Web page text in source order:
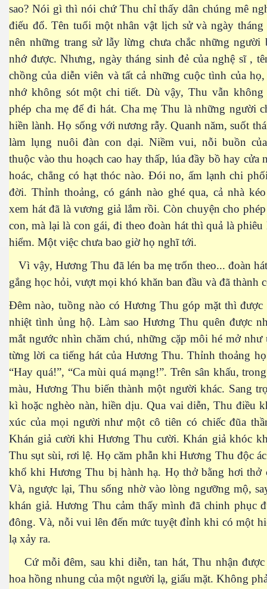
sao? Nói gì thì nói chứ Thu chỉ thấy dân chúng mê
điếu đổ. Tên tuổi một nhân vật lịch sử và ngày
nên những trang sử lẫy lừng chưa chắc những người
nhớ được. Nhưng, ngày tháng sinh đẻ của nghệ sĩ ,
chồng của diễn viên và tất cả những cuộc tình của
nhớ không sót một chi tiết. Dù vậy, Thu vẫn không
phép cha mẹ để đi hát. Cha mẹ Thu là những người
hiền lành. Họ sống với nương rẫy. Quanh năm, suốt
làm lụng nuôi đàn con dại. Niềm vui, nỗi buồn
thuộc vào thu hoạch cao hay thấp, lúa đầy bồ hay cửa
hoác, chẳng có hạt thóc nào. Đói no, ấm lạnh chi
đời. Thỉnh thoảng, có gánh nào ghé qua, cả nhà
xem hát đã là vương giả lắm rồi. Còn chuyện cho
con, mà lại là con gái, đi theo đoàn hát thì quả là phiêu
hiểm. Một việc chưa bao giờ họ nghĩ tới.
Vì vậy, Hương Thu đã lén ba mẹ trốn theo... đoàn
gắng học hỏi, vượt mọi khó khăn ban đầu và đã thành
Đêm nào, tuồng nào có Hương Thu góp mặt thì được
nhiệt tình ủng hộ. Làm sao Hương Thu quên được
mắt ngước nhìn chăm chú, những cặp môi hé mở như
từng lời ca tiếng hát của Hương Thu. Thỉnh thoảng
“Hay quá!”, “Ca mùi quá mạng!”. Trên sân khấu,
màu, Hương Thu biến thành một người khác. Sang
kì hoặc nghèo nàn, hiền dịu. Qua vai diễn, Thu điều
xúc của mọi người như một cô tiên có chiếc đũa
Khán giả cười khi Hương Thu cười. Khán giả khóc
Thu sụt sùi, rơi lệ. Họ căm phẫn khi Hương Thu độc
khổ khi Hương Thu bị hành hạ. Họ thở bằng hơi thở
Và, ngược lại, Thu sống nhờ vào lòng ngưỡng mộ,
khán giả. Hương Thu cảm thấy mình đã chinh phục
đông. Và, nỗi vui lên đến mức tuyệt đỉnh khi có một
lạ xảy ra.
Cứ mỗi đêm, sau khi diễn, tan hát, Thu nhận được
hoa hồng nhung của một người lạ, giấu mặt. Không